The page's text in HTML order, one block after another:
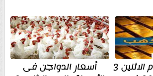
سعر الذهب اليوم الاثنين 3 أسعار الدواجن فى